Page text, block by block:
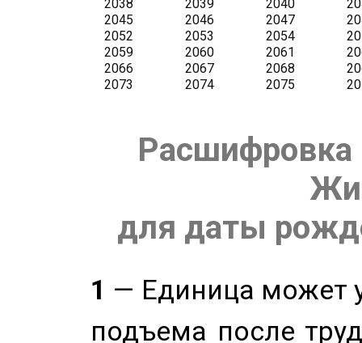
Расшифровка
для даты
1 — Единица может
подъема после